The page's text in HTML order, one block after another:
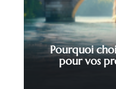
Pourquoi
pour vos